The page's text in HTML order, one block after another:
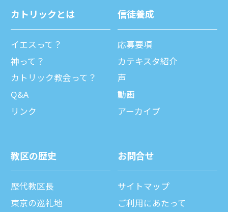
カトリックとは
イエスって？
神って？
カトリック教会って？
Q&A
リンク
信徒養成
応募要項
カテキスタ紹介
声
動画
アーカイブ
教区の歴史
歴代教区⻑
東京の巡礼地
お問合せ
サイトマップ
ご利⽤にあたって